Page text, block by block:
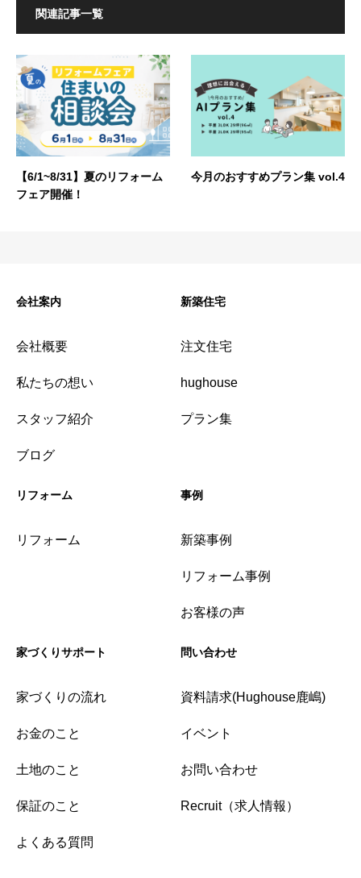
関連記事一覧
【6/1~8/31】夏のリフォーム
フェア開催！
今月のおすすめプラン集 vol.4
会社案内
会社概要
私たちの想い
スタッフ紹介
ブログ
新築住宅
注文住宅
hughouse
プラン集
リフォーム
リフォーム
事例
新築事例
リフォーム事例
お客様の声
家づくりサポート
家づくりの流れ
お金のこと
土地のこと
保証のこと
よくある質問
問い合わせ
資料請求(Hughouse鹿嶋)
イベント
お問い合わせ
Recruit（求人情報）